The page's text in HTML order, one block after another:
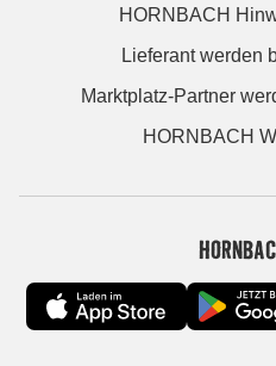
HORNBACH
Lieferant werden
Marktplatz-Partner
HORNBACH